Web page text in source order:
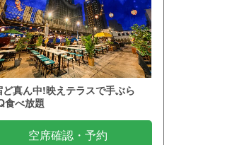
ど真ん中!映えテラスで手ぶら
食べ放題
空席確認・予約